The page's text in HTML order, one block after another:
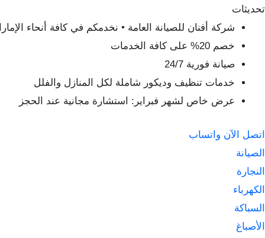
التجاوز
المحتوى
تحديثات
شركة أفنان للصيانة العامة • نخدمكم في كافة أنحاء
خصم 20% على كافة الخدمات
صيانة فورية 24/7
خدمات تنظيف وديكور شاملة لكل المنازل والفلل
عرض خاص لشهر فبراير: استشارة مجانية عند الحجز
اتصل الآن واتساب
الصيانة
النجارة
الكهرباء
السباكة
الأصباغ